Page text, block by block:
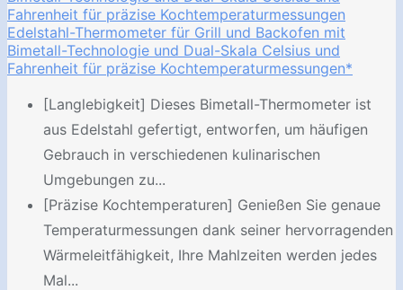
Edelstahl-Thermometer für Grill und Backofen mit
Bimetall-Technologie und Dual-Skala Celsius und
Fahrenheit für präzise Kochtemperaturmessungen*
[Langlebigkeit] Dieses Bimetall-Thermometer ist
aus Edelstahl gefertigt, entworfen, um häufigen
Gebrauch in verschiedenen kulinarischen
Umgebungen zu...
[Präzise Kochtemperaturen] Genießen Sie genaue
Temperaturmessungen dank seiner hervorragenden
Wärmeleitfähigkeit, Ihre Mahlzeiten werden jedes
Mal...